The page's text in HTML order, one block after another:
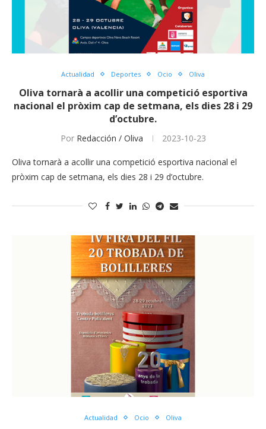
Actualidad Deportes Ocio Oliva
Oliva tornarà a acollir una competició esportiva
nacional el pròxim cap de setmana, els dies 28 i 29
d’octubre.
Por Redacción / Oliva 2023-10-23
Oliva tornarà a acollir una competició esportiva nacional el
pròxim cap de setmana, els dies 28 i 29 d’octubre.
Actualidad Ocio Oliva